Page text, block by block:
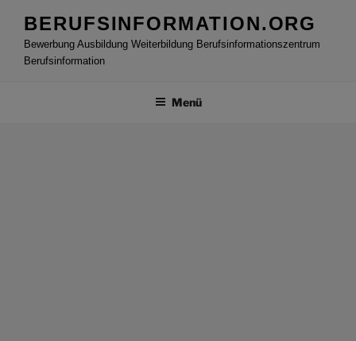
Inhalt
springen
BERUFSINFORMATION.ORG
Bewerbung Ausbildung Weiterbildung Berufsinformationszentrum
Berufsinformation
Menü